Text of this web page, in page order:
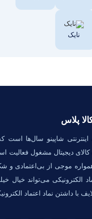
نایک
پلاس
شاپینو سال‌ها است
دیجیتال مشغول فعالیت
همواره موجی از بی‌اعتمادی و
الکترونیکی می‌تواند خیال
با داشتن نماد اعتماد